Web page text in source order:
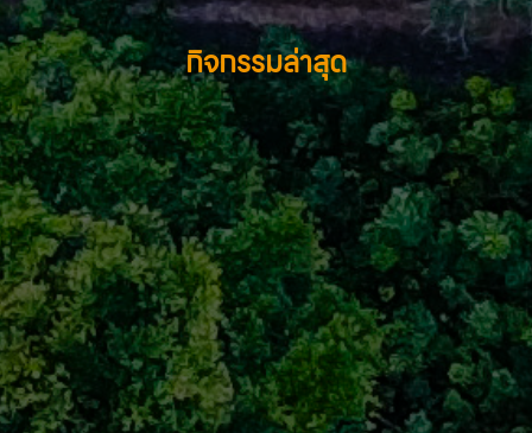
กิจกรรมล่าสุด